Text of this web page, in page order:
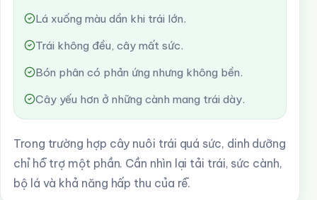
Lá xuống màu dần khi trái lớn.
Trái không đều, cây mất sức.
Bón phân có phản ứng nhưng không bền.
Cây yếu hơn ở những cành mang trái dày.
Trong trường hợp cây nuôi trái quá sức, dinh dưỡng
chỉ hỗ trợ một phần. Cần nhìn lại tải trái, sức cành,
bộ lá và khả năng hấp thu của rễ.